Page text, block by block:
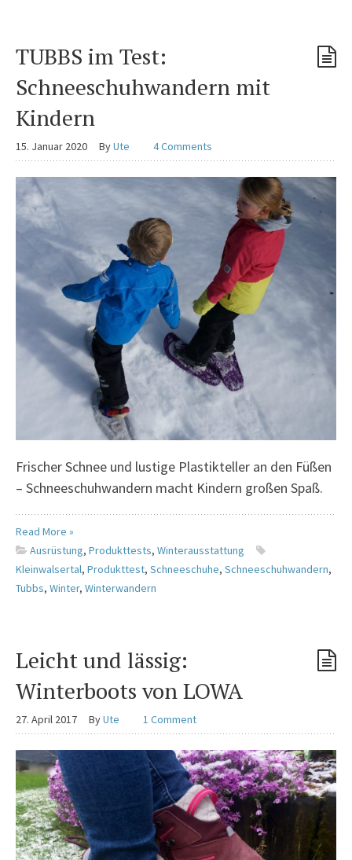
TUBBS im Test:
Schneeschuhwandern mit
Kindern
15. Januar 2020 ByUte 4 Comments
Frischer Schnee und lustige Plastikteller an den Füßen
– Schneeschuhwandern macht Kindern großen Spaß.
Read More »
Ausrüstung, Produkttests, Winterausstattung
Kleinwalsertal, Produkttest, Schneeschuhe, Schneeschuhwandern,
Tubbs, Winter, Winterwandern
Leicht und lässig:
Winterboots von LOWA
27. April 2017 ByUte 1 Comment